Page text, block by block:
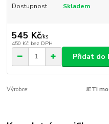
Dostupnost Skladem
545 Kč/ks
450 Kč bez DPH
Přidat do
Výrobce: JETI